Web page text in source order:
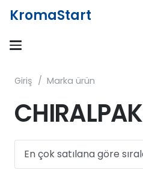
KromaStart
Giriş / Marka ürün
CHIRALPAK